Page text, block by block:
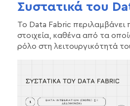
Συστατικά του
Το Data Fabric περιλαμβάνει
στοιχεία, καθένα από τα
ρόλο στη λειτουργικότητά